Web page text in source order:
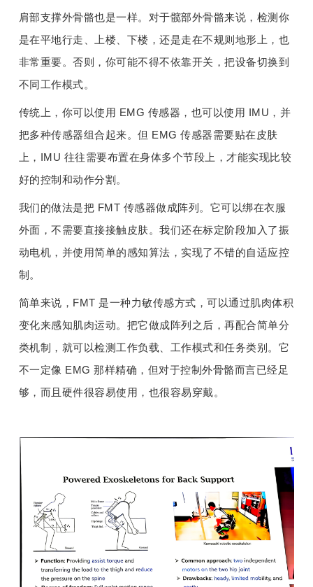
肩部支撑外骨骼也是一样。对于髋部外骨骼来说，检测你
是在平地行走、上楼、下楼，还是走在不规则地形上，也
非常重要。否则，你可能不得不依靠开关，把设备切换到
不同工作模式。
传统上，你可以使用 EMG 传感器，也可以使用 IMU，并
把多种传感器组合起来。但 EMG 传感器需要贴在皮肤
上，IMU 往往需要布置在身体多个节段上，才能实现比较
好的控制和动作分割。
我们的做法是把 FMT 传感器做成阵列。它可以绑在衣服
外面，不需要直接接触皮肤。我们还在标定阶段加入了振
动电机，并使用简单的感知算法，实现了不错的自适应控
制。
简单来说，FMT 是一种力敏传感方式，可以通过肌肉体积
变化来感知肌肉运动。把它做成阵列之后，再配合简单分
类机制，就可以检测工作负载、工作模式和任务类别。它
不一定像 EMG 那样精确，但对于控制外骨骼而言已经足
够，而且硬件很容易使用，也很容易穿戴。